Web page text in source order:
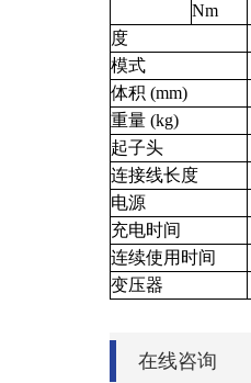
Nm
度
模式
体积 (mm)
重量 (kg)
起子头
连接线长度
电源
充电时间
连续使用时间
变压器
在线咨询